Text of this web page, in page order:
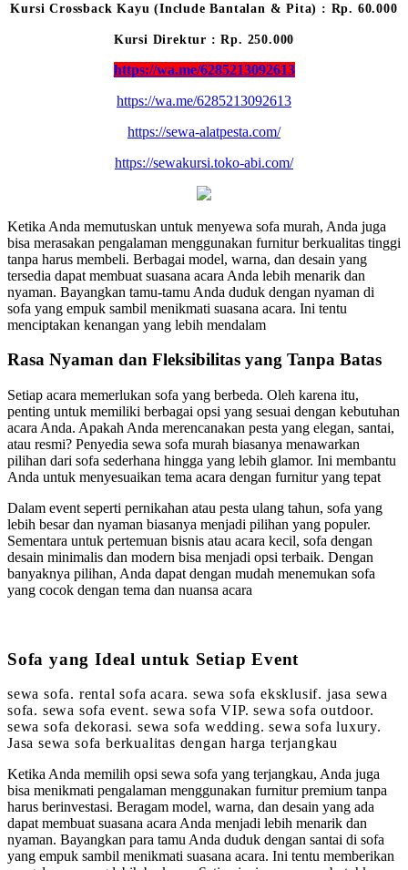
Kursi Crossback Kayu (Include Bantalan & Pita) : Rp. 60.000
Kursi Direktur : Rp. 250.000
https://wa.me/6285213092613
https://wa.me/6285213092613
https://sewa-alatpesta.com/
https://sewakursi.toko-abi.com/
Ketika Anda memutuskan untuk menyewa sofa murah, Anda juga
bisa merasakan pengalaman menggunakan furnitur berkualitas tinggi
tanpa harus membeli. Berbagai model, warna, dan desain yang
tersedia dapat membuat suasana acara Anda lebih menarik dan
nyaman. Bayangkan tamu-tamu Anda duduk dengan nyaman di
sofa yang empuk sambil menikmati suasana acara. Ini tentu
menciptakan kenangan yang lebih mendalam
Rasa Nyaman dan Fleksibilitas yang Tanpa Batas
Setiap acara memerlukan sofa yang berbeda. Oleh karena itu,
penting untuk memiliki berbagai opsi yang sesuai dengan kebutuhan
acara Anda. Apakah Anda merencanakan pesta yang elegan, santai,
atau resmi? Penyedia sewa sofa murah biasanya menawarkan
pilihan dari sofa sederhana hingga yang lebih glamor. Ini membantu
Anda untuk menyesuaikan tema acara dengan furnitur yang tepat
Dalam event seperti pernikahan atau pesta ulang tahun, sofa yang
lebih besar dan nyaman biasanya menjadi pilihan yang populer.
Sementara untuk pertemuan bisnis atau acara kecil, sofa dengan
desain minimalis dan modern bisa menjadi opsi terbaik. Dengan
banyaknya pilihan, Anda dapat dengan mudah menemukan sofa
yang cocok dengan tema dan nuansa acara
Sofa yang Ideal untuk Setiap Event
sewa sofa. rental sofa acara. sewa sofa eksklusif. jasa sewa
sofa. sewa sofa event. sewa sofa VIP. sewa sofa outdoor.
sewa sofa dekorasi. sewa sofa wedding. sewa sofa luxury.
Jasa sewa sofa berkualitas dengan harga terjangkau
Ketika Anda memilih opsi sewa sofa yang terjangkau, Anda juga
bisa menikmati pengalaman menggunakan furnitur premium tanpa
harus berinvestasi. Beragam model, warna, dan desain yang ada
dapat membuat suasana acara Anda menjadi lebih menarik dan
nyaman. Bayangkan para tamu Anda duduk dengan santai di sofa
yang empuk sambil menikmati suasana acara. Ini tentu memberikan